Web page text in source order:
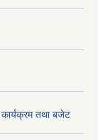
तथा बजेट